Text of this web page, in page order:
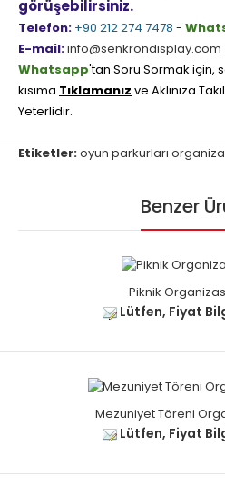
görüşebilirsiniz.
Telefon: +90 212 274 7478 -
E-mail:info@senkrondisplay.com
Whatsapp'tan Soru Sormak için,
kısıma Tıklamanız ve Aklınıza
Yeterlidir.
Etiketler:oyun parkurları
Benzer
Piknik
Lütfen, Fiyat
Mezuniyet Töreni
Lütfen, Fiyat